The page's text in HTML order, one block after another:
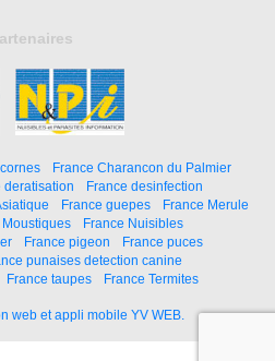
France Charancon du Palmier
deratisation
France desinfection
France guepes
France Merule
Moustiques
France Nuisibles
France pigeon
France puces
punaises detection canine
France taupes France Termites
web et appli mobile YV WEB.